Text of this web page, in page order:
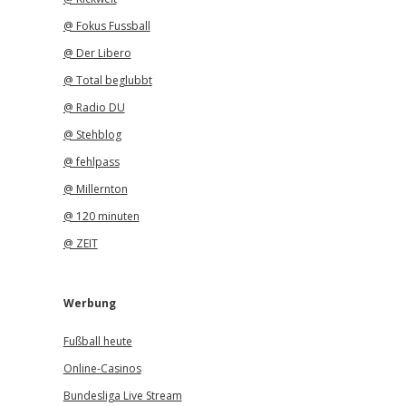
@ Fokus Fussball
@ Der Libero
@ Total beglubbt
@ Radio DU
@ Stehblog
@ fehlpass
@ Millernton
@ 120 minuten
@ ZEIT
Werbung
Fußball heute
Online-Casinos
Bundesliga Live Stream